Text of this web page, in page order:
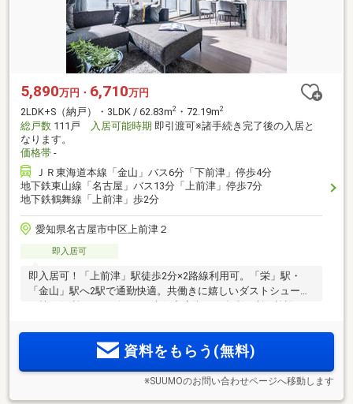
5,890万円・ 6,710万円
2LDK+S（納戸）・3LDK / 62.83m2 ・72.19m2
総戸数 111戸 入居可能時期 即引渡可※諸手続き完了後の入居と
なります。
価格帯 -
ＪＲ東海道本線「金山」バス6分「下前津」停歩4分
地下鉄東山線「名古屋」バス13分「上前津」停歩7分
地下鉄鶴舞線「上前津」歩2分
愛知県名古屋市中区上前津２
即入居可
即入居可！「上前津」駅徒歩2分×2路線利用可。「栄」駅・
「金山」駅へ2駅で通勤快適。共働きに嬉しいダストシュータ
資料をもらう(無料)
※SUUMOのお問い合わせページへ移動します